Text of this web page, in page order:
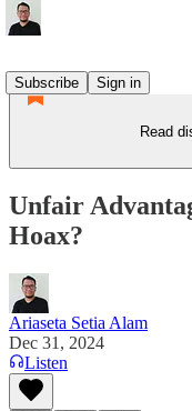
Subscribe
Sign in
Read
Unfair
Hoax?
Ariaseta Setia Alam
Dec 31, 2024
Listen